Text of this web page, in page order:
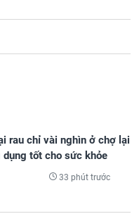
rau chỉ vài nghìn ở chợ lại
dụng tốt cho sức khỏe
33 phút trước